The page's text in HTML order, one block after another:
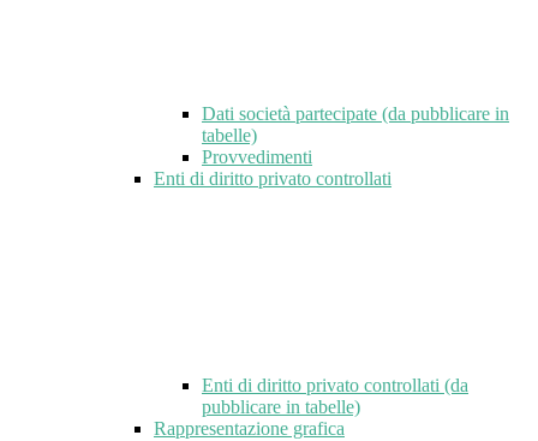
Dati società partecipate (da pubblicare in
tabelle)
Provvedimenti
Enti di diritto privato controllati
Enti di diritto privato controllati (da
pubblicare in tabelle)
Rappresentazione grafica